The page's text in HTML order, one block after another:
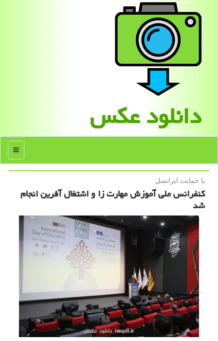
دانلود عكس
منو
با حمایت ایرانسل
کنفرانس ملی آموزش مهارت زا و اشتغال آفرین انجام
شد